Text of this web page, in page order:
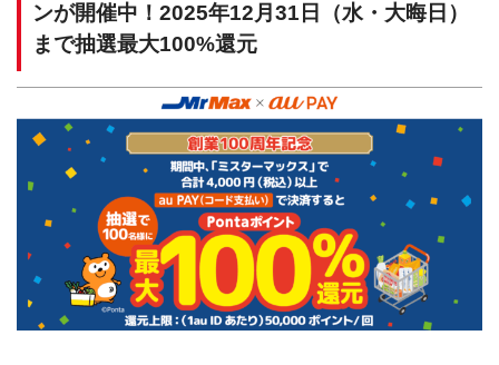
ンが開催中！2025年12月31日（水・大晦日）
まで抽選最大100%還元